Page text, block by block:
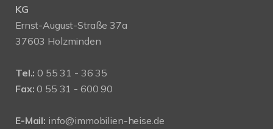
KG
Ernst-August-Straße 37a
37603 Holzminden
Tel.: 0 55 31 - 36 35
Fax: 0 55 31 - 600 90
E-Mail: info@immobilien-heise.de